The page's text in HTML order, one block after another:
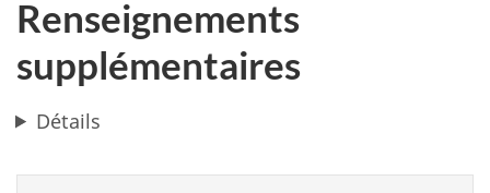
Renseignements
supplémentaires
Détails